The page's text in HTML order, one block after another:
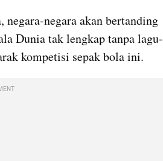
negara-negara akan bertanding
Dunia tak lengkap tanpa lagu-
kompetisi sepak bola ini.